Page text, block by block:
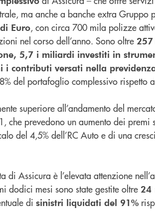
ma anche a banche extra Gruppo
Euro, con circa 700 mila polizze
nel corso dell’anno. Sono oltre
5,7 i miliardi investiti in
contributi versati nella
del portafoglio complessivo rispetto
superiore all’andamento del
che prevedono un aumento dei premi
del 4,5% dell’RC Auto e di una
di Assicura è l’elevata attenzione
dodici mesi sono state gestite oltre 24
di sinistri liquidati del 91%